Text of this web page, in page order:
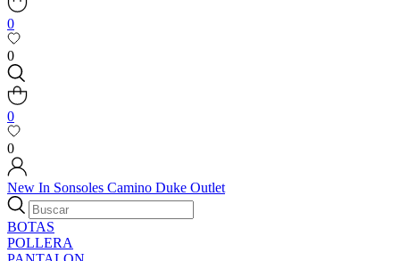
0
0
0
0
New In Sonsoles Camino Duke Outlet
BOTAS
POLLERA